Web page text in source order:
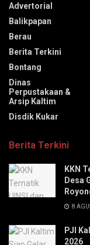
Advertorial
Balikpapan
Berau
Berita Terkini
Bontang
Dinas
Perpustakaan &
Arsip Kaltim
Disdik Kukar
Berita Terkini
KKN
Desa
8
PJI
2026